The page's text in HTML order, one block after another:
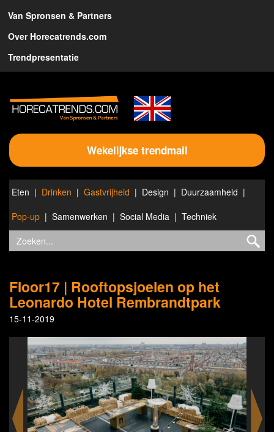
Van Spronsen & Partners
Over Horecatrends.com
Trendpresentatie
Wekelijkse trendmail
Eten Drinken Gastvrijheid Design
Duurzaamheid
Pop-up
Samenwerken Social Media Techniek
Floor17 | Rooftopsjoelen op het
Leonardo Hotel Rembrandtpark
15-11-2019